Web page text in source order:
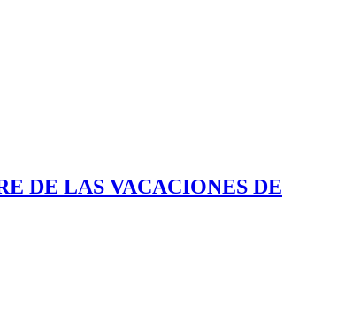
DE LAS VACACIONES DE